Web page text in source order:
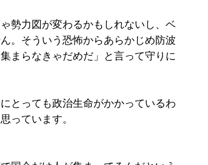
勢力図が変わるかもしれないし、ベ
。そういう恐怖からあらかじめ防波
まらなきゃだめだ」と言って守りに
とっても政治生命がかかっているわ
っています。